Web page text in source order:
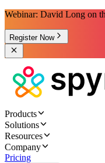
Webinar: David Long on
Register Now
Products
Solutions
Resources
Company
Pricing